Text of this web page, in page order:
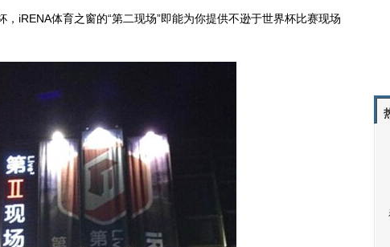
体育之窗的“第二现场”即能为你提供不逊于世界杯比赛现场